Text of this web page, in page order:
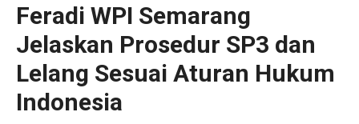
Feradi WPI Semarang
Jelaskan Prosedur SP3 dan
Lelang Sesuai Aturan Hukum
Indonesia